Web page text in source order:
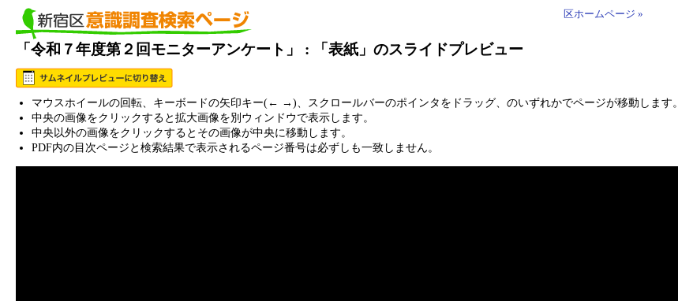
区ホームページ »
「令和７年度第２回モニターアンケート」 : 「表紙」のスライドプレビュー
マウスホイールの回転、キーボードの矢印キー(← →)、スクロールバーのポインタをドラッグ、のいずれかでページが移動します。
中央の画像をクリックすると拡大画像を別ウィンドウで表示します。
中央以外の画像をクリックするとその画像が中央に移動します。
PDF内の目次ページと検索結果で表示されるページ番号は必ずしも一致しません。